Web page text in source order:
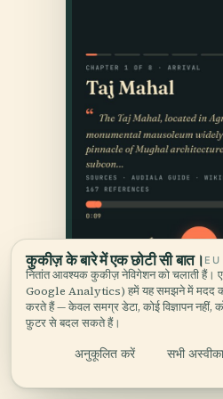
कुकीज़ के बारे में एक छोटी सी बात। EU
नितांत आवश्यक कुकीज़ नेविगेशन को चलाती
Google Analytics) हमें यह समझने में मदद
करते हैं — केवल समग्र डेटा, कोई विज्ञापन नहीं,
फ़ुटर से बदल सकते हैं।
अनुकूलित करें सभी